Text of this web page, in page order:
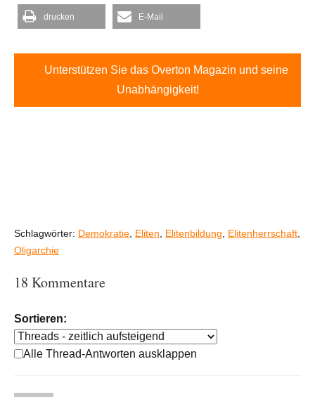
drucken E-Mail
Unterstützen Sie das Overton Magazin und seine
Unabhängigkeit!
Schlagwörter: Demokratie Eliten Elitenbildung Elitenherrschaft
Oligarchie
18 Kommentare
Sortieren:
Alle Thread-Antworten ausklappen